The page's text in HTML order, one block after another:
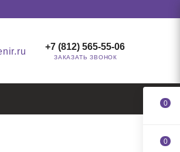
+7 (812) 565-55-06
ЗАКАЗАТЬ ЗВОНОК
0
0